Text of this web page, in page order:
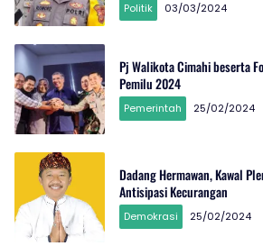
Politik 03/03/2024
Pj Walikota Cimahi beserta
Pemilu 2024
Pemerintah 25/02/2024
Dadang Hermawan, Kawal
Antisipasi Kecurangan
Demokrasi 25/02/2024